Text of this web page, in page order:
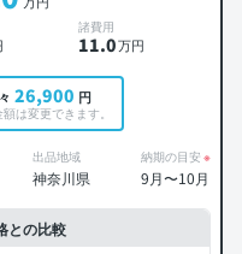
諸費用
11.0万円
26,900 円
は変更できます。
出品地域
神奈川県
納期の目安 ※
9月〜10月
との比較